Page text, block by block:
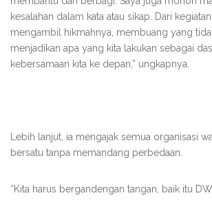
kesalahan dalam kata atau sikap. Dari
mengambil hikmahnya, membuang yang
menjadikan apa yang kita lakukan sebagai
kebersamaan kita ke depan,” ungkapnya.
Lebih lanjut, ia mengajak semua organisasi
bersatu tanpa memandang perbedaan.
“Kita harus bergandengan tangan, baik itu